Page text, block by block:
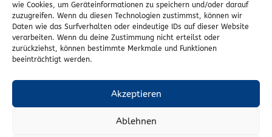
wie Cookies, um Geräteinformationen zu speichern und/oder darauf
zuzugreifen. Wenn du diesen Technologien zustimmst, können wir
Daten wie das Surfverhalten oder eindeutige IDs auf dieser Website
verarbeiten. Wenn du deine Zustimmung nicht erteilst oder
zurückziehst, können bestimmte Merkmale und Funktionen
beeinträchtigt werden.
Akzeptieren
Ablehnen
Vertrag widerrufen
Wr. Neustädterstrasse 20
2540 Bad Vöslau